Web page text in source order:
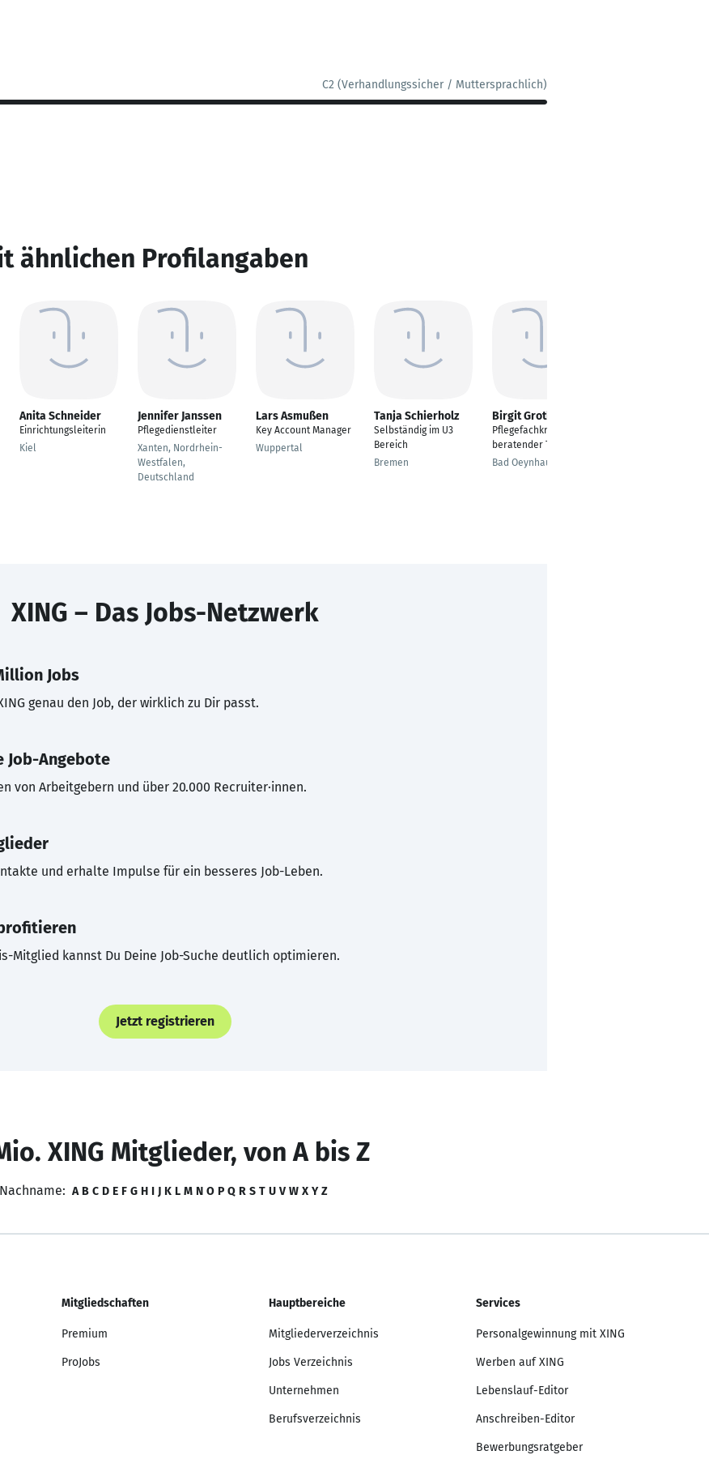
C2 (Verhandlungssicher / Muttersprachlich)
ähnlichen Profilangaben
Anita Schneider
Einrichtungsleiterin
Kiel
Jennifer Janssen
Pflegedienstleiter
Xanten, Nordrhein-
Westfalen,
Deutschland
Lars Asmußen
Key Account Manager
Wuppertal
Tanja Schierholz
Selbständig im U3
Bereich
Bremen
Birgit Grothe
Pflegefachkraft in
beratender Tätigkeit
Bad Oeynhausen
XING – Das Jobs-Netzwerk
Jobs
genau den Job, der wirklich zu Dir passt.
Job-Angebote
von Arbeitgebern und über 20.000 Recruiter·innen.
und erhalte Impulse für ein besseres Job-Leben.
Mitglied kannst Du Deine Job-Suche deutlich optimieren.
Jetzt registrieren
XING Mitglieder, von A bis Z
Nachname: A B C D E F G H I J K L M N O P Q R S T U V W X Y Z
Mitgliedschaften
Premium
ProJobs
Hauptbereiche
Mitgliederverzeichnis
Jobs Verzeichnis
Unternehmen
Berufsverzeichnis
Services
Personalgewinnung mit XING
Werben auf XING
Lebenslauf-Editor
Anschreiben-Editor
Bewerbungsratgeber